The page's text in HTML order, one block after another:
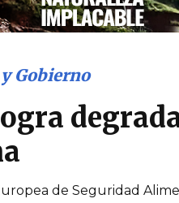
Gobierno
de Seguridad